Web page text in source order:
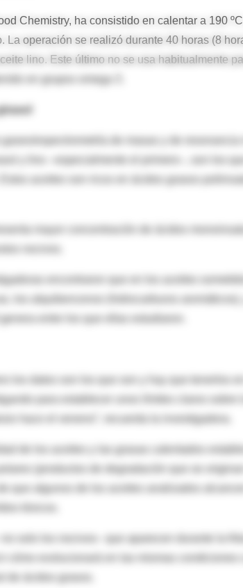
Chemistry, ha consistido en calentar a 190
La operación se realizó durante 40 horas (8
lino. Este último no se usa habitualmente
en grupos omega 3.
espectrometría de masas y de resonancia
y lino –especialmente el primero–, son los
mayor concentración de ácidos
nocivos.
encontraron que en los aceites
entre los que ellas estudiaron.
para establecer unos límites claros sobre
hace el veneno”, recuerda la investigadora.
de los aceites y las grasas calentados
(productos de degradación que se
que algunos de los aceites analizados
tóxicos.
solo los nocivos– que aparecen durante la
de ácidos grasos.